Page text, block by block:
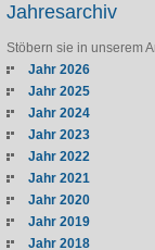
Jahresarchiv
Stöbern sie in unserem
Jahr 2026
Jahr 2025
Jahr 2024
Jahr 2023
Jahr 2022
Jahr 2021
Jahr 2020
Jahr 2019
Jahr 2018